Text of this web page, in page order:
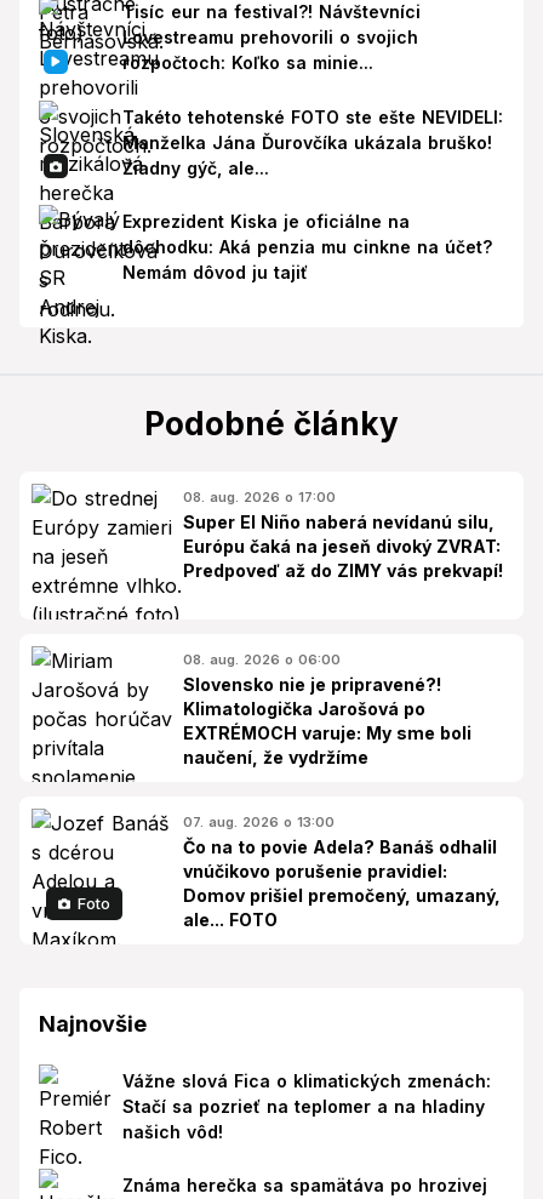
Tisíc eur na festival?! Návštevníci
Lovestreamu prehovorili o svojich
rozpočtoch: Koľko sa minie...
Takéto tehotenské FOTO ste ešte NEVIDELI:
Manželka Jána Ďurovčíka ukázala bruško!
Žiadny gýč, ale...
Exprezident Kiska je oficiálne na
dôchodku: Aká penzia mu cinkne na účet?
Nemám dôvod ju tajiť
Podobné články
08. aug. 2026 o 17:00
Super El Niño naberá nevídanú silu,
Európu čaká na jeseň divoký ZVRAT:
Predpoveď až do ZIMY vás prekvapí!
08. aug. 2026 o 06:00
Slovensko nie je pripravené?!
Klimatologička Jarošová po
EXTRÉMOCH varuje: My sme boli
naučení, že vydržíme
Foto
07. aug. 2026 o 13:00
Čo na to povie Adela? Banáš odhalil
vnúčikovo porušenie pravidiel:
Domov prišiel premočený, umazaný,
ale... FOTO
Najnovšie
Vážne slová Fica o klimatických zmenách:
Stačí sa pozrieť na teplomer a na hladiny
našich vôd!
Známa herečka sa spamätáva po hrozivej